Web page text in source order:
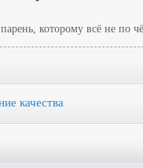
которому всё не по
качества